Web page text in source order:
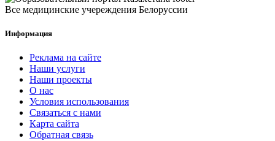
Все медицинские учереждения Белоруссии
Информация
Реклама на сайте
Наши услуги
Наши проекты
О нас
Условия использования
Связаться с нами
Карта сайта
Обратная связь